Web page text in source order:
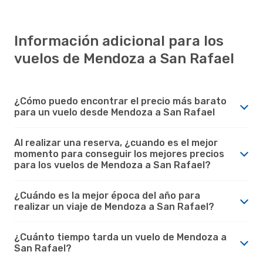
Información adicional para los
vuelos de Mendoza a San Rafael
¿Cómo puedo encontrar el precio más barato
para un vuelo desde Mendoza a San Rafael
Al realizar una reserva, ¿cuando es el mejor
momento para conseguir los mejores precios
para los vuelos de Mendoza a San Rafael?
¿Cuándo es la mejor época del año para
realizar un viaje de Mendoza a San Rafael?
¿Cuánto tiempo tarda un vuelo de Mendoza a
San Rafael?